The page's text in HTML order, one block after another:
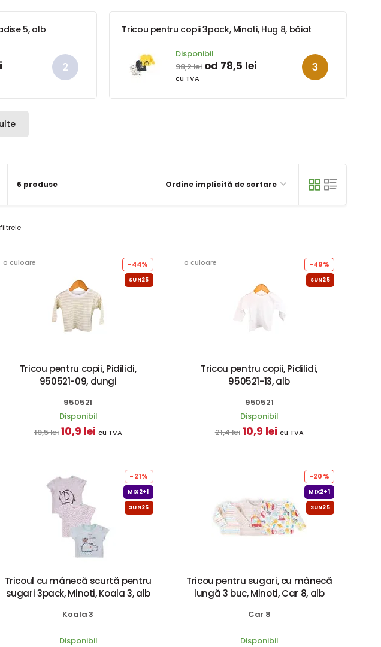
5, alb Tricou pentru copii 3pack, Minoti, Hug 8, băiat
Disponibil
98,2 lei od 78,5 lei
cu TVA
6 produse Ordine implicită de sortare
o culoare -44%
SUN25
Tricou pentru copii, Pidilidi,
950521-09, dungi
950521
Disponibil
19,5 lei 10,9 lei cu TVA
o culoare -49%
SUN25
Tricou pentru copii, Pidilidi,
950521-13, alb
950521
Disponibil
21,4 lei 10,9 lei cu TVA
-21%
MIX2+1
SUN25
Tricoul cu mânecă scurtă pentru
sugari 3pack, Minoti, Koala 3, alb
Koala 3
Disponibil
-20%
MIX2+1
SUN25
Tricou pentru sugari, cu mânecă
lungă 3 buc, Minoti, Car 8, alb
Car 8
Disponibil